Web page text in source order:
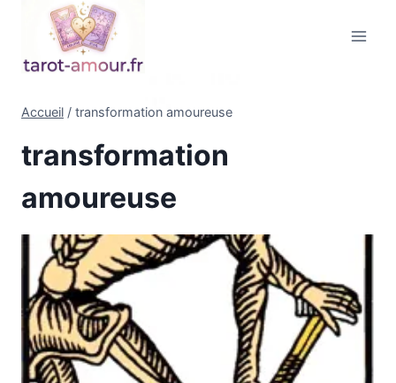
contenu
Accueil / transformation amoureuse
transformation
amoureuse